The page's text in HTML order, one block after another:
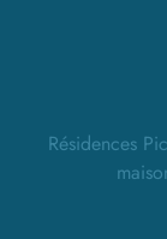
Résidences